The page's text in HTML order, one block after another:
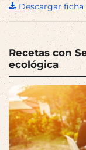
Descargar ficha
Recetas con
ecológica